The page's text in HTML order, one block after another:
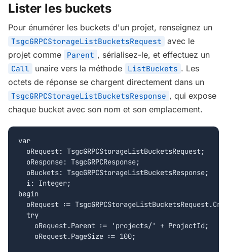
Lister les buckets
Pour énumérer les buckets d'un projet, renseignez un
TsgcGRPCStorageListBucketsRequest
avec le
projet comme
Parent , sérialisez-le, et effectuez un
Call unaire vers la méthode ListBuckets . Les
octets de réponse se chargent directement dans un
TsgcGRPCStorageListBucketsResponse , qui expose
chaque bucket avec son nom et son emplacement.
var
  oRequest: TsgcGRPCStorageListBucketsRequest;
  oResponse: TsgcGRPCResponse;
  oBuckets: TsgcGRPCStorageListBucketsResponse;
  i: Integer;
begin
oRequest :=
  try
    oRequest.Parent := 'projects/' + ProjectId;
    oRequest.PageSize := 100;